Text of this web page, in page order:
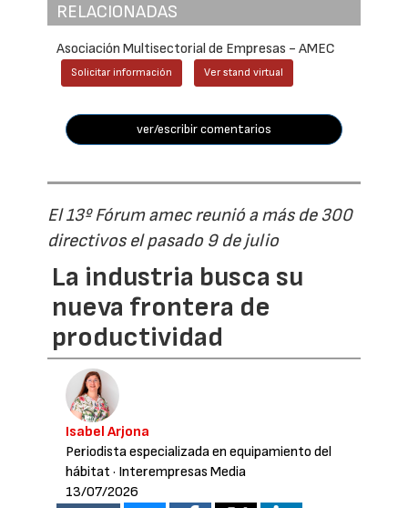
RELACIONADAS
Asociación Multisectorial de Empresas - AMEC
Solicitar información Ver stand virtual
ver/escribir comentarios
El 13º Fórum amec reunió a más de 300
directivos el pasado 9 de julio
La industria busca su
nueva frontera de
productividad
Isabel Arjona
Periodista especializada en equipamiento del
hábitat · Interempresas Media
13/07/2026